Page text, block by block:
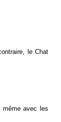
le Chat
avec les